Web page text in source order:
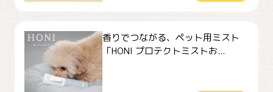
香りでつながる、ペット用ミスト
「HONI プロテクトミストお...